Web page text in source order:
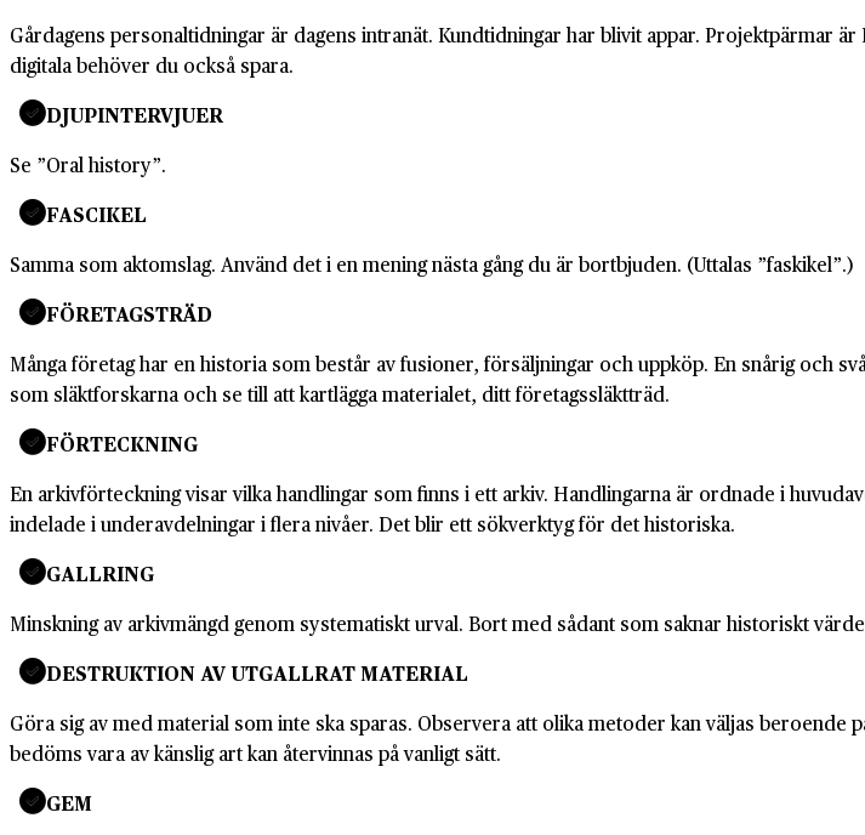
Gårdagens personaltidningar är dagens intranät. Kundtidningar har blivit appar. Projektpärmar
digitala behöver du också spara.
DJUPINTERVJUER
Se ”Oral history”.
FASCIKEL
Samma som aktomslag. Använd det i en mening nästa gång du är bortbjuden. (Uttalas ”faskikel”.)
FÖRETAGSTRÄD
Många företag har en historia som består av fusioner, försäljningar och uppköp. En snårig och
som släktforskarna och se till att kartlägga materialet, ditt företagssläktträd.
FÖRTECKNING
En arkivförteckning visar vilka handlingar som finns i ett arkiv. Handlingarna är ordnade i
indelade i underavdelningar i flera nivåer. Det blir ett sökverktyg för det historiska.
GALLRING
Minskning av arkivmängd genom systematiskt urval. Bort med sådant som saknar historiskt
DESTRUKTION AV UTGALLRAT MATERIAL
Göra sig av med material som inte ska sparas. Observera att olika metoder kan väljas
bedöms vara av känslig art kan återvinnas på vanligt sätt.
GEM